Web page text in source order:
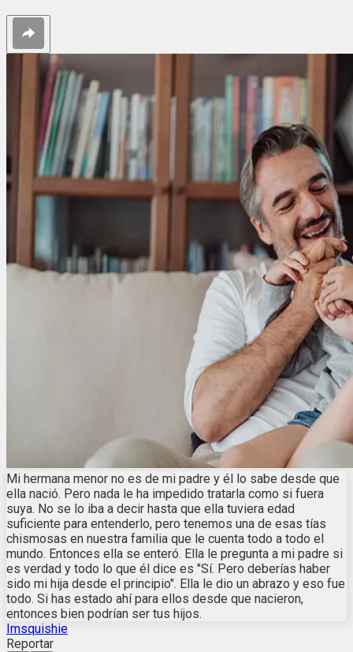
Mi hermana menor no es de mi padre y él lo sabe desde que
ella nació. Pero nada le ha impedido tratarla como si fuera
suya. No se lo iba a decir hasta que ella tuviera edad
suficiente para entenderlo, pero tenemos una de esas tías
chismosas en nuestra familia que le cuenta todo a todo el
mundo. Entonces ella se enteró. Ella le pregunta a mi padre si
es verdad y todo lo que él dice es "Sí. Pero deberías haber
sido mi hija desde el principio". Ella le dio un abrazo y eso fue
todo. Si has estado ahí para ellos desde que nacieron,
entonces bien podrían ser tus hijos.
Imsquishie
Reportar